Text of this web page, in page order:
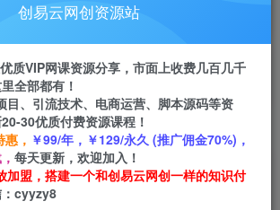
广链接
APP下载
GO
员专属 正文
首发，靠王铲铲的致富之路轻松
，骚操作玩法，教程＋资料
创易云网创资源站
质VIP网课资源分享，市面上收费几百几千
全部都有！
目、引流技术、电商运营、脚本源码等资
30优质付费资源课程！
， ￥99/年，￥129/永久 (推广佣金70%)，
每天更新，欢迎加入！
加盟，搭建一个和创易云网创一样的知识付
cyyzy8